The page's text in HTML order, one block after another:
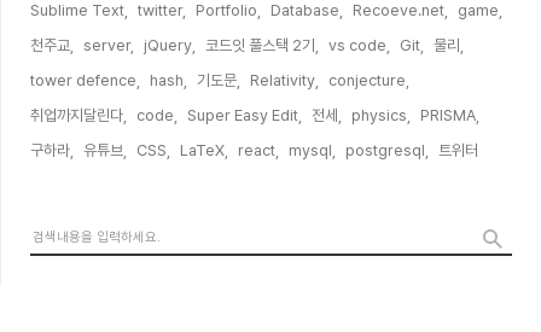
Sublime Text,
twitter, Portfolio, Database, Recoeve.net,
game,
천주교,
server, jQuery, 코드잇 풀스택 2기, vs code, Git,
물리,
tower defence,
hash, 기도문, Relativity,
conjecture,
취업까지달린다,
code, Super Easy Edit, 전세, physics,
PRISMA,
구하라,
유튜브, CSS, LaTeX, react, mysql, postgresql, 트위터,